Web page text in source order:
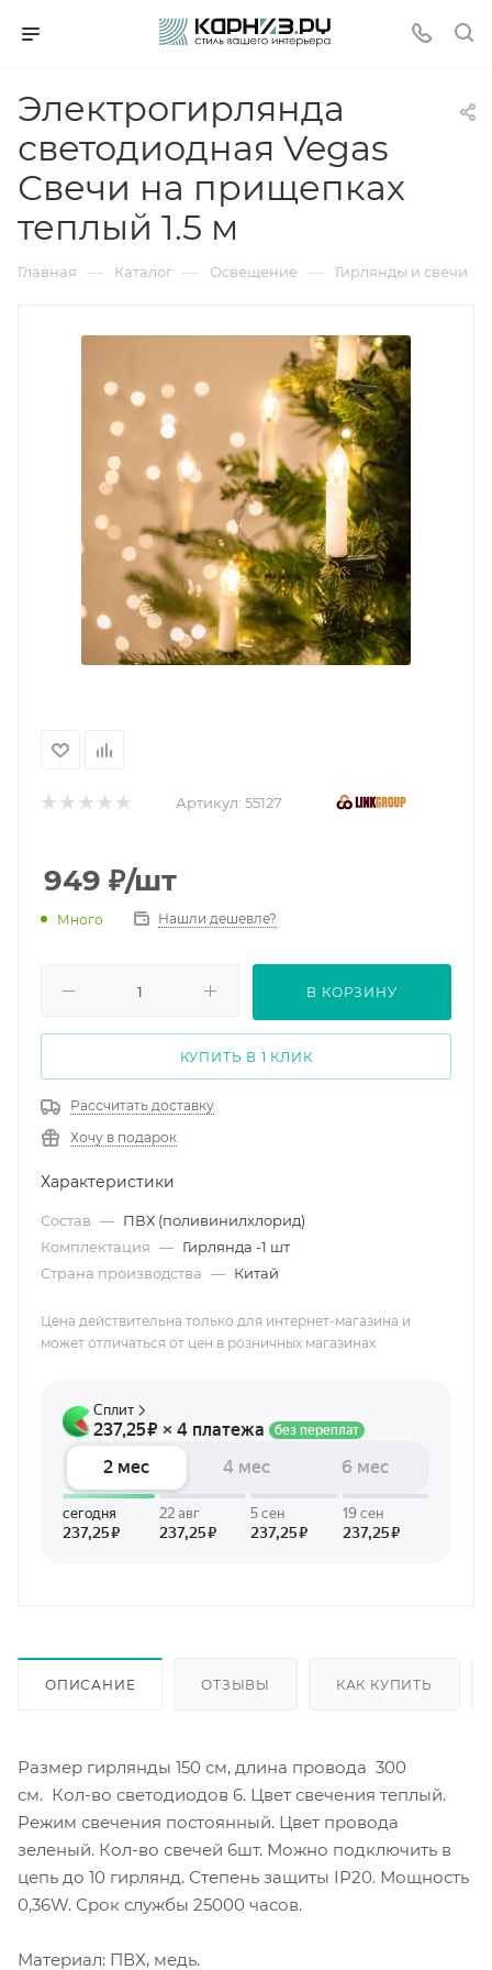
Электрогирлянда
светодиодная Vegas
Свечи на прищепках
теплый 1.5 м
Главная — Каталог — Освещение — Гирлянды и свечи
Артикул: 55127
949 ₽/шт
Много Нашли дешевле?
В КОРЗИНУ
КУПИТЬ В 1 КЛИК
Рассчитать доставку
Хочу в подарок
Характеристики
Состав — ПВХ (поливинилхлорид)
Комплектация — Гирлянда -1 шт
Страна производства — Китай
Цена действительна только для интернет-магазина и
может отличаться от цен в розничных магазинах
ОПИСАНИЕ ОТЗЫВЫ КАК КУПИТЬ
Размер гирлянды 150 см, длина провода 300
см. Кол-во светодиодов 6. Цвет свечения теплый.
Режим свечения постоянный. Цвет провода
зеленый. Кол-во свечей 6шт. Можно подключить в
цепь до 10 гирлянд. Степень защиты IP20. Мощность
0,36W. Срок службы 25000 часов.
Материал: ПВХ, медь.